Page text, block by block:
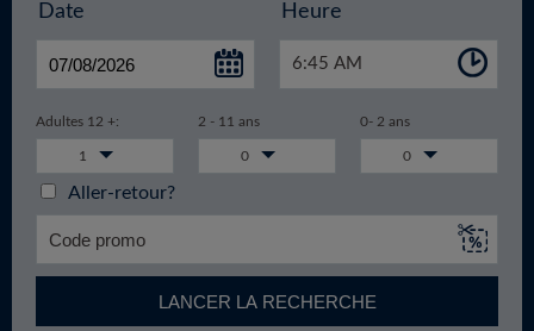
Date Heure
6:45 AM
Adultes 12 +: 2 - 11 ans 0- 2 ans
1 0 0
Aller-retour?
LANCER LA RECHERCHE